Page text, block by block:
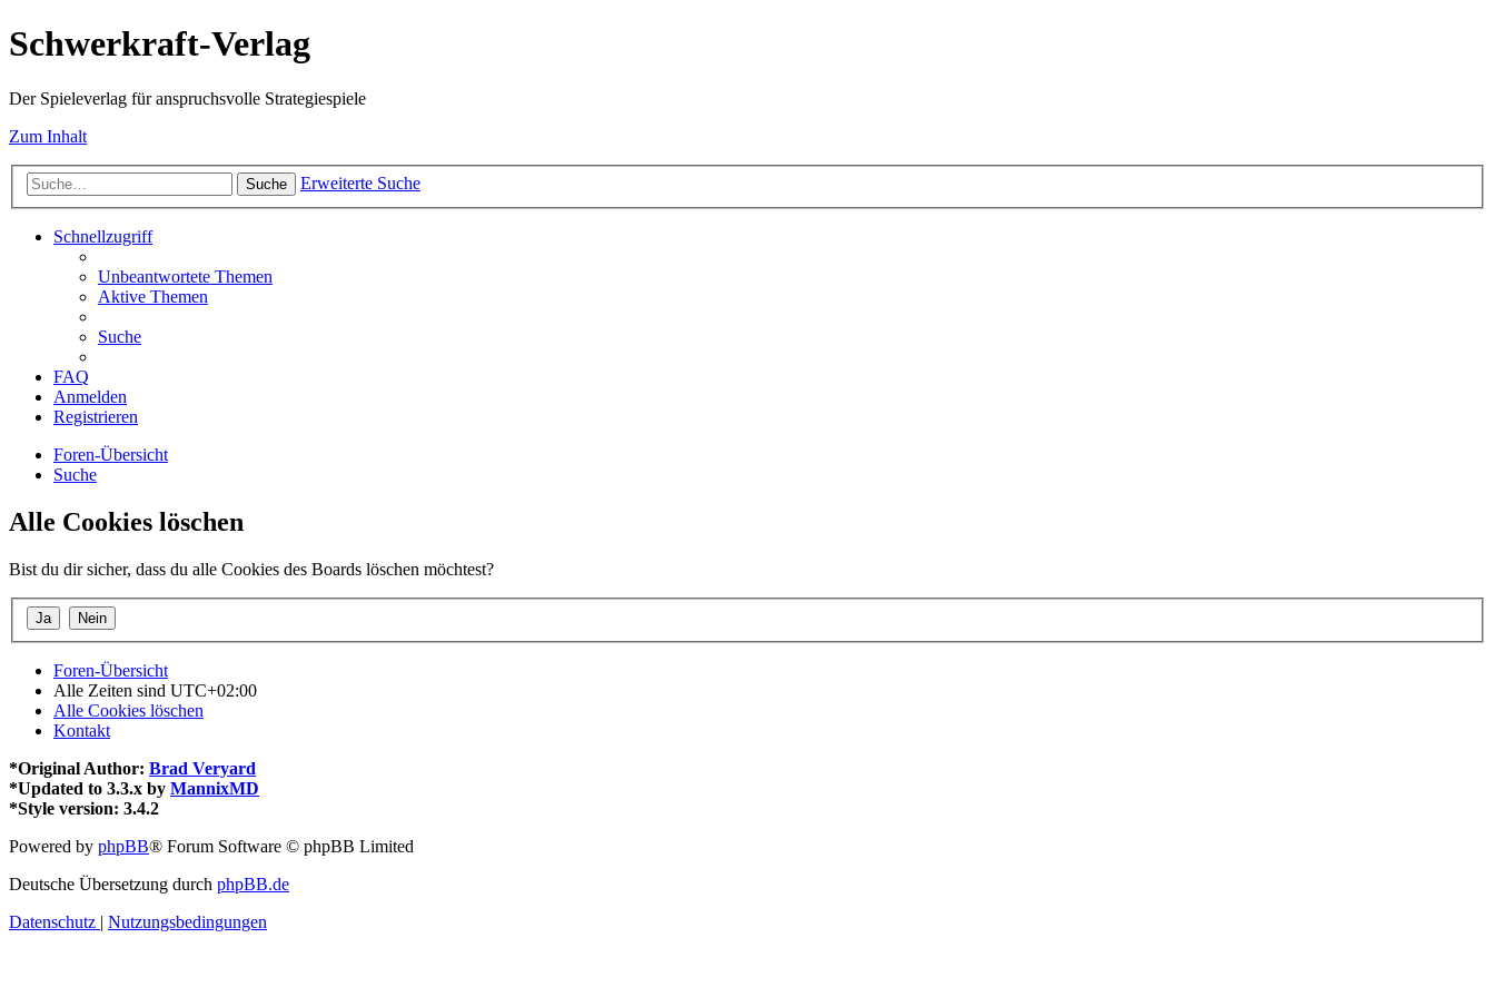
Schwerkraft-Verlag
Der Spieleverlag für anspruchsvolle Strategiespiele
Zum Inhalt
Suche Erweiterte Suche
Schnellzugriff
Unbeantwortete Themen
Aktive Themen
Suche
FAQ
Anmelden
Registrieren
Foren-Übersicht
Suche
Alle Cookies löschen
Bist du dir sicher, dass du alle Cookies des Boards löschen möchtest?
Foren-Übersicht
Alle Zeiten sind UTC+02:00
Alle Cookies löschen
Kontakt
*Original Author: Brad Veryard
*Updated to 3.3.x by MannixMD
*Style version: 3.4.2
Powered by phpBB® Forum Software © phpBB Limited
Deutsche Übersetzung durch phpBB.de
Datenschutz | Nutzungsbedingungen